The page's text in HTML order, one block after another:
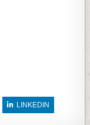
LINKEDIN